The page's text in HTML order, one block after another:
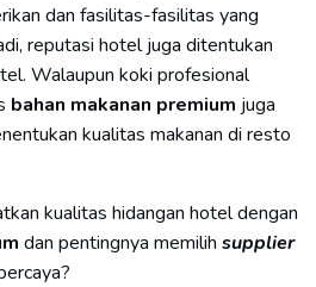
dan fasilitas-fasilitas yang
reputasi hotel juga ditentukan
Walaupun koki profesional
bahan makanan premium juga
kualitas makanan di resto
kualitas hidangan hotel dengan
dan pentingnya memilih supplier